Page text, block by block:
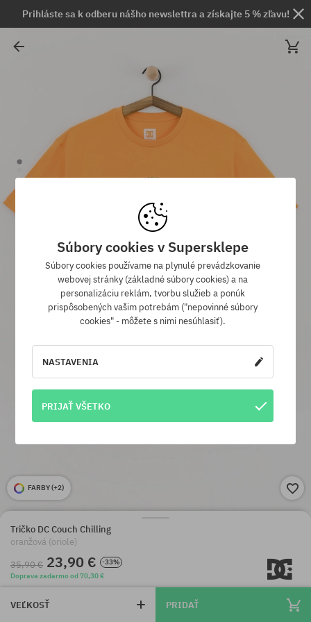
Prihláste sa k odberu nášho newslettra a získajte 5 % zľavu!
FARBY (+2)
Tričko DC Couch Chilling
oranžová (oriole)
35,90 € 23,90 €
-33%
Doprava zadarmo od 70,30 €
VEĽKOSŤ PRIDAŤ
Súbory cookies v Supersklepe
Súbory cookies používame na plynulé prevádzkovanie
webovej stránky (základné súbory cookies) a na
personalizáciu reklám, tvorbu služieb a ponúk
prispôsobených vašim potrebám ("nepovinné súbory
cookies" - môžete s nimi nesúhlasiť).
NASTAVENIA
PRIJAŤ VŠETKO